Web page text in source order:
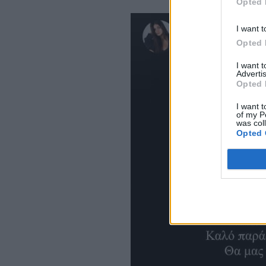
I want
Opted
I want
Opted
I want
of my
was
Opted